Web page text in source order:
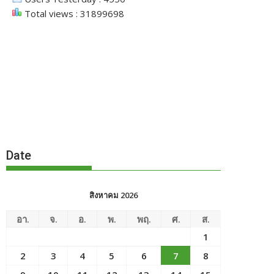
Total views : 31899698
Date
สิงหาคม 2026
อา. จ. อ. พ. พฤ. ศ.
ส.
1
2
3 4 5 6 7
8